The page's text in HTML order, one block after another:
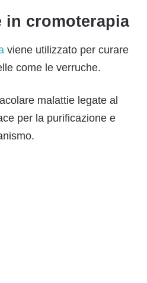
in cromoterapia
viene utilizzato per curare
come le verruche.
malattie legate al
per la purificazione e